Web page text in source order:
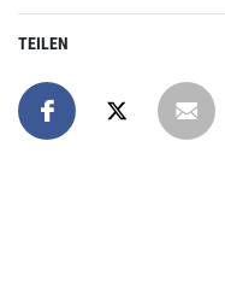
TEILEN